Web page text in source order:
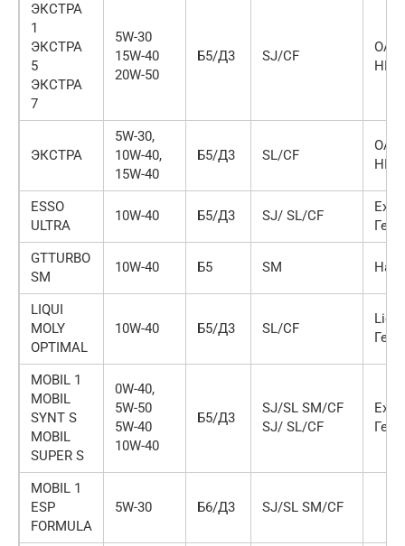
ЭКСТРА
1
ЭКСТРА
5
ЭКСТРА
7
5W-30
15W-40
20W-50
Б5/Д3 SJ/CF
ОАО
ЭКСТРА
5W-30,
10W-40,
15W-40
Б5/Д3 SL/CF
ОАО
ESSO
ULTRA
10W-40 Б5/Д3 SJ/ SL/CF
GTTURBO
SM
10W-40 Б5 SM
LIQUI
MOLY
OPTIMAL
10W-40 Б5/Д3 SL/CF
MOBIL 1
MOBIL
SYNT S
MOBIL
SUPER S
0W-40,
5W-50
5W-40
10W-40
Б5/Д3
SJ/SL SM/CF
SJ/ SL/CF
MOBIL 1
ESP
FORMULA
5W-30 Б6/Д3 SJ/SL SM/CF